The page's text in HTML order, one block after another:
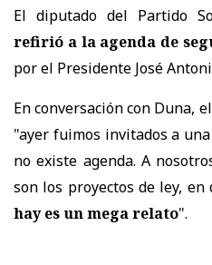
El diputado del Partido
refirió a la agenda de
por el Presidente José
En conversación con Duna,
"ayer fuimos invitados a
no existe agenda. A
son los proyectos de ley, en
hay es un mega relato".